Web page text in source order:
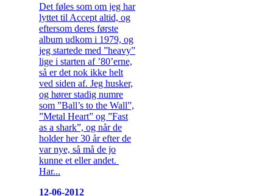
Det føles som om jeg har
lyttet til Accept altid, og
eftersom deres første
album udkom i 1979, og
jeg startede med ”heavy”
lige i starten af ’80’erne,
så er det nok ikke helt
ved siden af. Jeg husker,
og hører stadig numre
som ”Ball’s to the Wall”,
”Metal Heart” og ”Fast
as a shark”, og når de
holder her 30 år efter de
var nye, så må de jo
kunne et eller andet.
Har...
12-06-2012